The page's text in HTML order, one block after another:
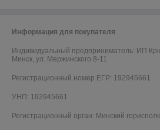
Информация для покупателя
Индивидуальный предприниматель: ИП
Минск, ул. Мержинского 8-11
Регистрационный номер ЕГР: 192945661
УНП: 192945661
Регистрационный орган: Минский